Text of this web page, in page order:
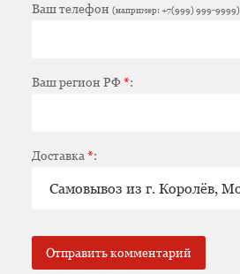
Ваш телефон (например: +7(999) 999-9999)
Ваш регион РФ*:
Доставка*: